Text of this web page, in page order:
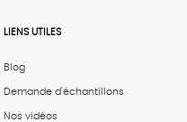
LIENS UTILES
Blog
Demande d'échantillons
Nos vidéos